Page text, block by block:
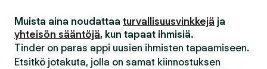
Muista aina noudattaa turvallisuusvinkkejä ja
yhteisön sääntöjä, kun tapaat ihmisiä.
Tinder on paras appi uusien ihmisten tapaamiseen.
Etsitkö jotakuta, jolla on samat kiinnostuksen